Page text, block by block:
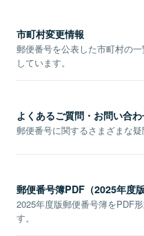
市町村変更情報
郵便番号を公表した市町村の
しています。
よくあるご質問・お問い合
郵便番号に関するさまざまな疑
郵便番号簿PDF（2025年度版
2025年度版郵便番号簿をPDF
す。